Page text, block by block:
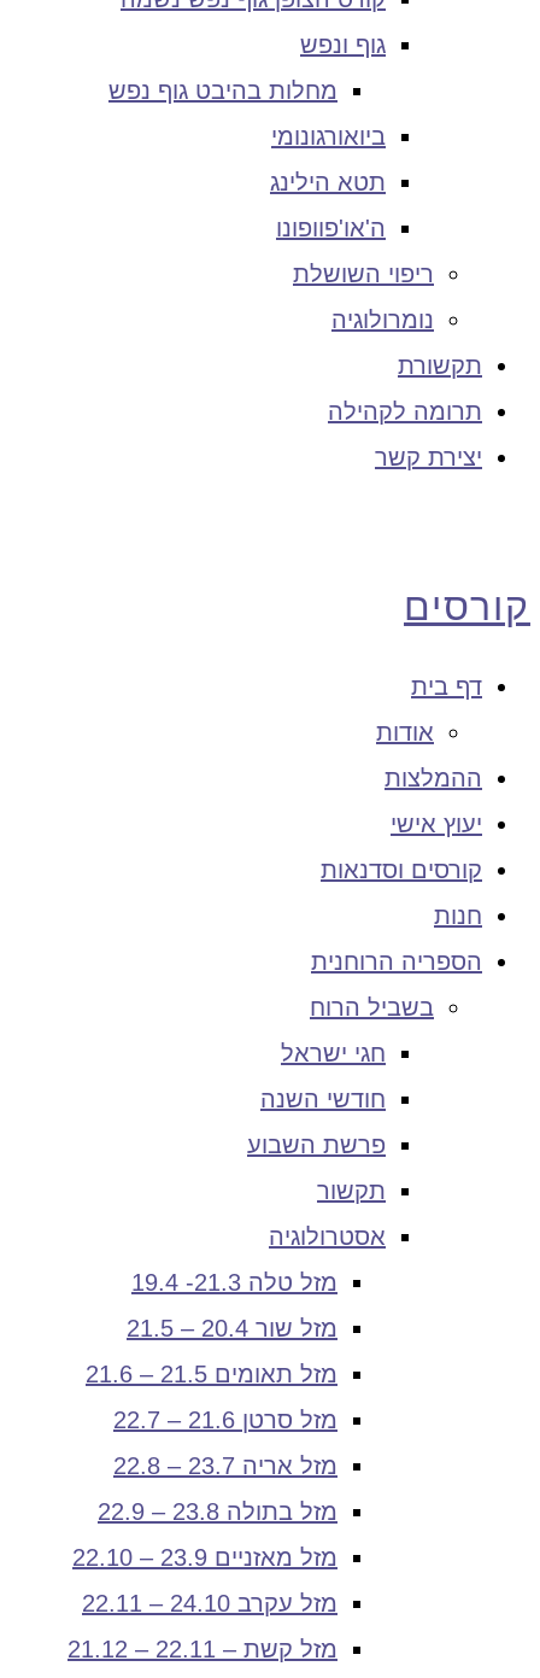
גוף ונפש
מחלות בהיבט גוף נפש
ביואורגונומי
תטא הילינג
ה'או'פוופונו
ריפוי השושלת
נומרולוגיה
תקשורת
תרומה לקהילה
יצירת קשר
קורסים
דף בית
אודות
ההמלצות
יעוץ אישי
קורסים וסדנאות
חנות
הספריה הרוחנית
בשביל הרוח
חגי ישראל
חודשי השנה
פרשת השבוע
תקשור
אסטרולוגיה
מזל טלה 21.3- 19.4
מזל שור 20.4 – 21.5
מזל תאומים 21.5 – 21.6
מזל סרטן 21.6 – 22.7
מזל אריה 23.7 – 22.8
מזל בתולה 23.8 – 22.9
מזל מאזניים 23.9 – 22.10
מזל עקרב 24.10 – 22.11
מזל קשת – 22.11 – 21.12